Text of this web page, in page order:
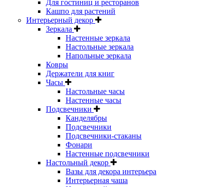
Для гостиниц и ресторанов
Кашпо для растений
Интерьерный декор
Зеркала
Настенные зеркала
Настольные зеркала
Напольные зеркала
Ковры
Держатели для книг
Часы
Настольные часы
Настенные часы
Подсвечники
Канделябры
Подсвечники
Подсвечники-стаканы
Фонари
Настенные подсвечники
Настольный декор
Вазы для декора интерьера
Интерьерная чаша